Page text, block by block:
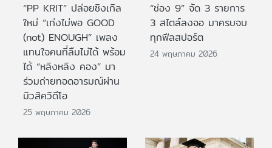
“PP KRIT” ปล่อยซิงเกิล
ใหม่ “เก่งไม่พอ GOOD
(not) ENOUGH” เพลง
แทนใจคนที่ลืมไม่ได้ พร้อม
ได้ “หลิงหลิง คอง” มา
ร่วมถ่ายทอดอารมณ์ผ่าน
มิวสิควิดีโอ
25 พฤษภาคม 2026
“ช่อง 9” จัด 3 รายการ
3 สไตล์ลงจอ มาครบจบ
ทุกฟีลสปอร์ต
24 พฤษภาคม 2026